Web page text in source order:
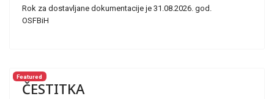
Rok za dostavljane dokumentacije je 31.08.2026. god.
OSFBiH
Featured
ČESTITKA